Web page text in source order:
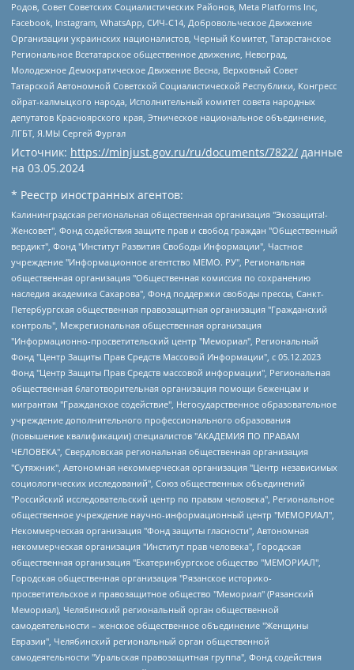
Родов, Совет Советских Социалистических Районов, Meta Platforms Inc,
Facebook, Instagram, WhatsApp, СИЧ-С14, Добровольческое Движение
Организации украинских националистов, Черный Комитет, Татарстанское
Региональное Всетатарское общественное движение, Невоград,
Молодежное Демократическое Движение Весна, Верховный Совет
Татарской Автономной Советской Социалистической Республики, Конгресс
ойрат-калмыцкого народа, Исполнительный комитет совета народных
депутатов Красноярского края, Этническое национальное объединение,
ЛГБТ, Я.МЫ Сергей Фургал
Источник: https://minjust.gov.ru/ru/documents/7822/ данные
на 03.05.2024
* Реестр иностранных агентов:
Калининградская региональная общественная организация "Экозащита!-Женсовет", Фонд содействия защите прав и свобод граждан "Общественный вердикт", Фонд "Институт Развития Свободы Информации", Частное учреждение "Информационное агентство МЕМО. РУ", Региональная общественная организация "Общественная комиссия по сохранению наследия академика Сахарова", Фонд поддержки свободы прессы, Санкт-Петербургская общественная правозащитная организация "Гражданский контроль", Межрегиональная общественная организация "Информационно-просветительский центр "Мемориал", Региональный Фонд "Центр Защиты Прав Средств Массовой Информации", с 05.12.2023 Фонд "Центр Защиты Прав Средств массовой информации", Региональная общественная благотворительная организация помощи беженцам и мигрантам "Гражданское содействие", Негосударственное образовательное учреждение дополнительного профессионального образования (повышение квалификации) специалистов "АКАДЕМИЯ ПО ПРАВАМ ЧЕЛОВЕКА", Свердловская региональная общественная организация "Сутяжник", Автономная некоммерческая организация "Центр независимых социологических исследований", Союз общественных объединений "Российский исследовательский центр по правам человека", Региональное общественное учреждение научно-информационный центр "МЕМОРИАЛ", Некоммерческая организация "Фонд защиты гласности", Автономная некоммерческая организация "Институт прав человека", Городская общественная организация "Екатеринбургское общество "МЕМОРИАЛ", Городская общественная организация "Рязанское историко-просветительское и правозащитное общество "Мемориал" (Рязанский Мемориал), Челябинский региональный орган общественной самодеятельности – женское общественное объединение "Женщины Евразии", Челябинский региональный орган общественной самодеятельности "Уральская правозащитная группа", Фонд содействия защите здоровья и социальной справедливости имени Андрея Рылькова, Автономная Некоммерческая Организация "Аналитический Центр Юрия Левады", Автономная некоммерческая организация социальной поддержки населения "Проект Апрель", Региональная общественная организация помощи женщинам и детям, находящимся в кризисной ситуации "Информационно-методический центр "Анна", Фонд содействия развитию массовых коммуникаций и правовому просвещению "Так-так-Так", Фонд содействия устойчивому развитию "Серебряная тайга", Свердловский региональный общественный фонд социальных проектов "Новое время", "Idel.Реалии", Кавказ.Реалии, Крым.Реалии, Телеканал Настоящее Время, Татаро-башкирская служба Радио Свобода (Azatliq Radiosi), Радио Свободная Европа/Радио Свобода (PCE/PC), "Сибирь.Реалии", "Фактограф", Благотворительный фонд помощи осужденным и их семьям, Автономная некоммерческая организация "Институт глобализации и социальных движений", Фонд "В защиту прав заключенных", Частное учреждение "Центр поддержки и содействия развитию средств массовой информации", Пензенский региональный общественный благотворительный фонд "Гражданский союз", "Север.Реалии", Некоммерческая организация Фонд "Правовая инициатива", Общество с ограниченной ответственностью "Радио Свободная Европа/Радио Свобода", Чешское информационное агентство "MEDIUM-ORIENT", Красноярская региональная общественная организация "Мы против СПИДа", Камалягин Денис Николаевич, Маркелов Сергей Евгеньевич, Пономарев Лев Александрович, Савицкая Людмила Алексеевна, Автономная некоммерческая организация "Центр по работе с проблемой насилия "НАСИЛИЮ.НЕТ", Межрегиональный профессиональный союз работников здравоохранения "Альянс врачей", Юридическое лицо, зарегистрированное в Латвийской Республике, SIA "Medusa Project" (регистрационный номер 40103797863, дата регистрации 10.06.2014), Некоммерческая организация "Фонд по борьбе с коррупцией", Автономная некоммерческая организация "Институт права и публичной политики", Баданин Роман Сергеевич, Гликин Максим Александрович, Железнова Мария Михайловна, Лукьянова Юлия Сергеевна, Маетная Елизавета Витальевна, Маняхин Петр Борисович, Чуракова Ольга Владимировна, Ярош Юлия Петровна, Юридическое лицо "The Insider SIA", зарегистрированное в Риге, Латвийская Республика (дата регистрации 26.06.2015), являющееся администратором доменного имени интернет-издания "The Insider SIA", https://theins.ru, Постернак Алексей Евгеньевич, Рубин Михаил Аркадьевич, Анин Роман Александрович, Юридическое лицо Istories fonds, зарегистрированное в Латвийской Республике (регистрационный номер 50008295751, дата регистрации 24.02.2020), Великовский Дмитрий Александрович, Долинина Ирина Николаевна, Мароховская Алеся Алексеевна, Шлейнов Роман Юрьевич, Шмагун Олеся Валентиновна, Общество с ограниченной ответственностью "Альтаир 2021", Общество с ограниченной ответственностью "Вега 2021", Общество с ограниченной ответственностью "Главный редактор 2021", Общество с ограниченной ответственностью "Ромашки монолит", Важенков Артем Валерьевич, Ивановская областная общественная организация "Центр гендерных исследований", Гурман Юрий Альбертович, Медиапроект "ОВД-Инфо", Егоров Владимир Владимирович, Жилинский Владимир Александрович, Общество с ограниченной ответственностью "ЗП", Иванова София Юрьевна, Карезина Инна Павловна, Кильтау Екатерина Викторовна, Петров Алексей Викторович, Пискунов Сергей Евгеньевич, Смирнов Сергей Сергеевич, Тихонов Михаил Сергеевич, Общество с ограниченной ответственностью "ЖУРНАЛИСТ-ИНОСТРАННЫЙ АГЕНТ", Арапова Галина Юрьевна, Вольтская Татьяна Анатольевна, Американская компания "Mason G.E.S. Anonymous Foundation" (США), являющаяся владельцем интернет-издания https://mnews.world/, Компания "Stichting Bellingcat", зарегистрированная в Нидерландах (дата регистрации 11.07.2018), Захаров Андрей Вячеславович, Клепиковская Екатерина Дмитриевна, Общество с ограниченной ответственностью "МЕМО", Перл Роман Александрович, Симонов Евгений Алексеевич, Соловьева Елена Анатольевна, Сотников Даниил Владимирович, Сурначева Елизавета Дмитриевна, Автономная некоммерческая организация по защите прав человека и информированию населения "Якутия – Наше Мнение", Общество с ограниченной ответственностью "Москоу диджитал медиа", с 26.01.2023 Общество с ограниченной ответственностью "Чайка Белые сады", Ветошкина Валерия Валерьевна, Заговора Максим Александрович, Межрегиональное общественное движение "Российская ЛГБТ - сеть", Оленичев Максим Владимирович, Павлов Иван Юрьевич, Скворцова Елена Сергеевна, Общество с ограниченной ответственностью "Как бы инагент", Кочетков Игорь Викторович, Общество с ограниченной ответственностью "Честные выборы", Еланчик Олег Александрович, Общество с ограниченной ответственностью "Нобелевский призыв", Гималова Регина Эмилевна, Григорьев Андрей Валерьевич, Григорьева Алина Александровна, Ассоциация по содействию защите прав призывников, альтернативнослужащих и военнослужащих "Правозащитная группа "Гражданин.Армия.Право", Хисамова Регина Фаритовна, Автономная некоммерческая организация по реализации социально-правовых программ "Лилит", Дальневосточное общественное движение "Маяк", Санкт-Петербургская ЛГБТ-инициативная группа "Выход", Инициативная группа ЛГБТ+ "Реверс", Алексеев Андрей Викторович, Бекбулатова Таисия Львовна, Беляев Иван Михайлович, Владыкина Елена Сергеевна, Гельман Марат Александрович, Никульшина Вероника Юрьевна, Толоконникова Надежда Андреевна, Шендерович Виктор Анатольевич, Общество с ограниченной ответственностью "Данное сообщение", Общество с ограниченной ответственностью Издательский дом "Новая глава", Айнбиндер Александра Александровна, Московский комьюнити-центр для ЛГБТ+инициатив, Благотворительный фонд развития филантропии, Deutsche Welle (Германия, Kurt-Schumacher-Strasse 3, 53113 Bonn), Борзунова Мария Михайловна, Воробьев Виктор Викторович, Голубева Анна Львовна, Константинова Алла Михайловна, Малкова Ирина Владимировна, Мурадов Мурад Абдулгалимович, Осетинская Елизавета Николаевна, Понасенков Евгений Николаевич, Ганапольский Матвей Юрьевич, Киселев Евгений Алексеевич, Борухович Ирина Григорьевна, Дремин Иван Тимофеевич, Дубровский Дмитрий Викторович, Красноярская региональная общественная организация поддержки и развития альтернативных образовательных технологий и межкультурных коммуникаций "ИНТЕРРА", Маяковская Екатерина Алексеевна, Фейгин Марк Захарович, Филимонов Андрей Викторович, Дзугкоева Регина Николаевна, Доброхотов Роман Александрович, Дудь Юрий Александрович, Елкин Сергей Владимирович, Кругликов Кирилл Игоревич, Сабунаева Мария Леонидовна, Семенов Алексей Владимирович, Шаинян Карен Багратович, Шульман Екатерина Михайловна, Асафьев Артур Валерьевич, Вахштайн Виктор Семенович, Венедиктов Алексей Алексеевич, Лушникова Екатерина Евгеньевна, Волков Леонид Михайлович, Невзоров Александр Глебович, Пархоменко Сергей Борисович, Сироткин Ярослав Николаевич, Кара-Мурза Владимир Владимирович, Баранова Наталья Владимировна, Гозман Леонид Яковлевич, Кагарлицкий Борис Юльевич, Климарев Михаил Валерьевич, Милов Владимир Станиславович, Автономная некоммерческая организация Краснодарский центр современного искусства "Типография", Моргенштерн Алишер Тагирович, Соболь Любовь Эдуардовна, Общество с ограниченной ответственностью "ЛИЗА НОРМ", Каспаров Гарри Кимович, Ходорковский Михаил Борисович, Общество с ограниченной ответственностью "Апрельские тезисы", Данилович Ирина Брониславовна, Кашин Олег Владимирович, Петров Николай Владимирович, Пивоваров Алексей Владимирович, Соколов Михаил Владимирович, Цветкова Юлия Владимировна, Чичваркин Евгений Александрович, Комитет против пыток/Команда против пыток, Общество с ограниченной ответственностью "Первый научный", Общество с ограниченной ответственностью "Вертолет и ко", Белоцерковская Вероника Борисовна, Кац Максим Евгеньевич, Лазарева Татьяна Юрьевна, Шаведдинов Руслан Табризович, Яшин Илья Валерьевич, Общество с ограниченной ответственностью "Иноагент ААВ", Алешковский Дмитрий Петрович, Альбац Евгения Марковна, Быков Дмитрий Львович, Галямина Юлия Евгеньевна, Лойко Сергей Леонидович, Мартынов Кирилл Константинович, Медведев Сергей Александрович, Крашенинников Федор Геннадиевич, Гордеева Катерина Вл